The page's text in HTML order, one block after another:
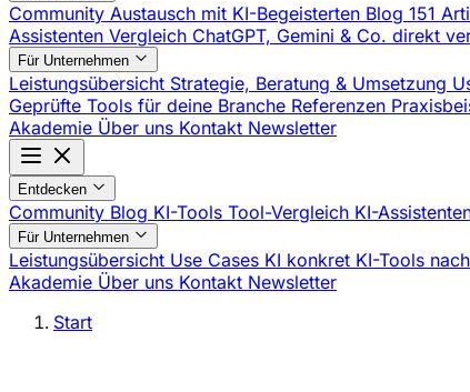
Community Austausch mit KI-Begeisterten Blog 151
Assistenten Vergleich ChatGPT, Gemini & Co. direkt
Für Unternehmen
Leistungsübersicht Strategie, Beratung & Umsetzung
Geprüfte Tools für deine Branche Referenzen
Akademie Über uns Kontakt Newsletter
Entdecken
Community Blog KI-Tools Tool-Vergleich KI-
Für Unternehmen
Leistungsübersicht Use Cases KI konkret KI-Tools
Akademie Über uns Kontakt Newsletter
Start